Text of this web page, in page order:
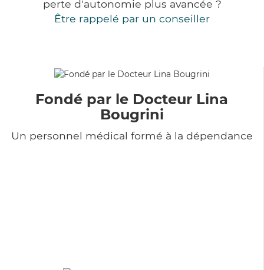
perte d'autonomie plus avancée ?
Être rappelé par un conseiller
Fondé par le Docteur Lina
Bougrini
Un personnel médical formé à la dépendance